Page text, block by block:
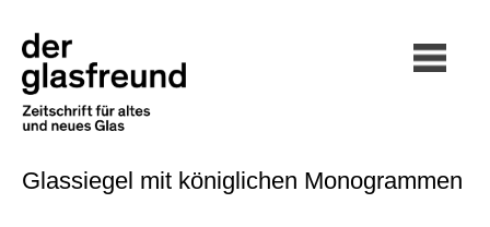
Glassiegel mit königlichen Monogrammen